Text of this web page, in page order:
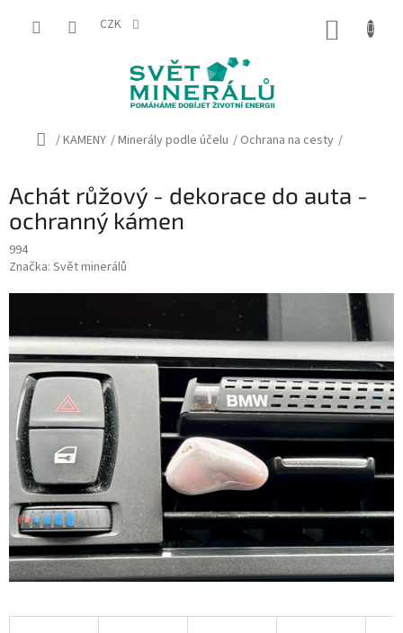
CZK
Domů
/KAMENY /Minerály podle účelu / Ochrana na cesty /
Achát růžový - dekorace do auta -
ochranný kámen
994
Značka: Svět minerálů